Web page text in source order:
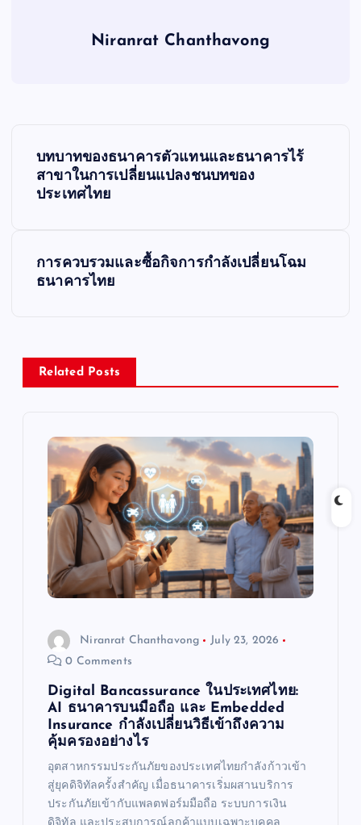
Niranrat Chanthavong
v
บทบาทของธนาคารตัวแทนและธนาคารไร้
สาขาในการเปลี่ยนแปลงชนบทของ
ประเทศไทย
การควบรวมและซื้อกิจการกำลังเปลี่ยนโฉม
ธนาคารไทย
Related Posts
Niranrat Chanthavong
July 23, 2026
0 Comments
Digital Bancassurance ในประเทศไทย:
AI ธนาคารบนมือถือ และ Embedded
Insurance กำลังเปลี่ยนวิธีเข้าถึงความ
คุ้มครองอย่างไร
อุตสาหกรรมประกันภัยของประเทศไทยกำลังก้าวเข้า
สู่ยุคดิจิทัลครั้งสำคัญ เมื่อธนาคารเริ่มผสานบริการ
ประกันภัยเข้ากับแพลตฟอร์มมือถือ ระบบการเงิน